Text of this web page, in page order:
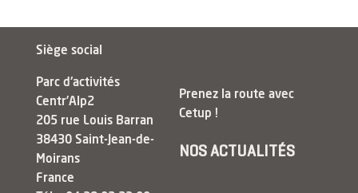
Siège social
Parc d'activités
Centr’Alp2
205 rue Louis Barran
38430 Saint-Jean-de-
Moirans
France
Prenez la route avec
Cetup !
NOS ACTUALITÉS